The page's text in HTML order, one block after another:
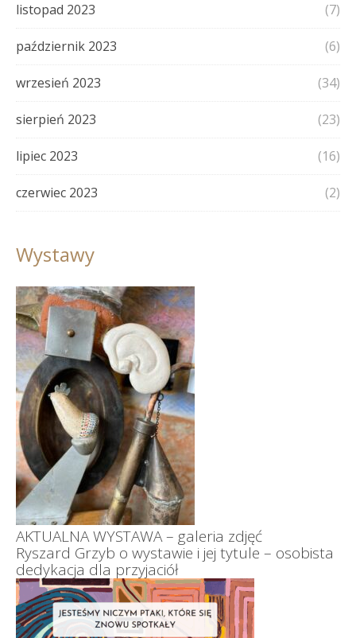
listopad 2023 (7)
październik 2023 (6)
wrzesień 2023 (34)
sierpień 2023 (23)
lipiec 2023 (16)
czerwiec 2023 (2)
Wystawy
AKTUALNA WYSTAWA – galeria zdjęć
Ryszard Grzyb o wystawie i jej tytule – osobista
dedykacja dla przyjaciół